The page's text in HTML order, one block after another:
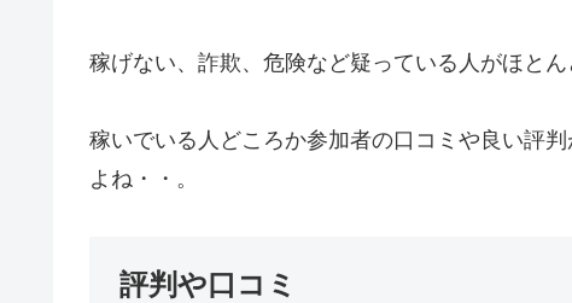
稼げない、詐欺、危険など疑っている人がほとん
稼いでいる人どころか参加者の口コミや良い評
よね・・。
評判や口コミ